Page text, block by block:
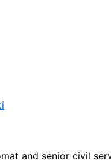
and senior civil